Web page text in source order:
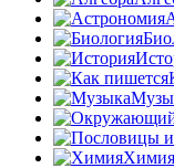
Химия